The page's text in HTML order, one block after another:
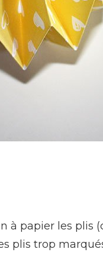
à papier les
plis trop